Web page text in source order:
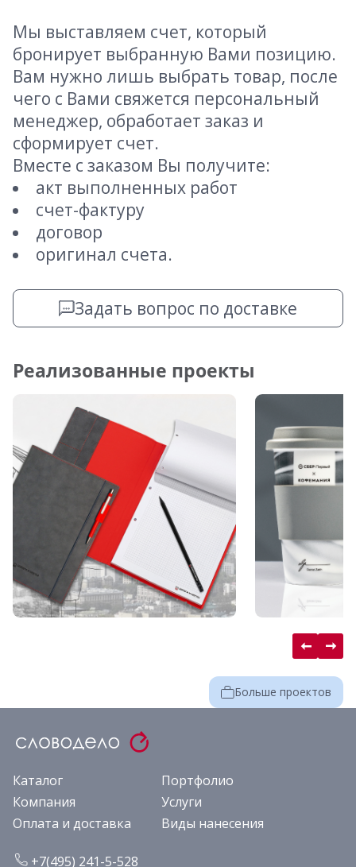
Мы выставляем счет, который
бронирует выбранную Вами позицию.
Вам нужно лишь выбрать товар, после
чего с Вами свяжется персональный
менеджер, обработает заказ и
сформирует счет.
Вместе с заказом Вы получите:
акт выполненных работ
счет-фактуру
договор
оригинал счета.
Задать вопрос по доставке
Реализованные проекты
Больше проектов
Каталог
Портфолио
Компания
Услуги
Оплата и доставка
Виды нанесения
+7(495) 241-5-528